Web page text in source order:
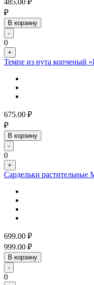
₽
В корзину
-
0
+
Темпе из нута копченый
675.00 ₽
₽
В корзину
-
0
+
Сардельки растительные
699.00 ₽
999.00 ₽
В корзину
-
0